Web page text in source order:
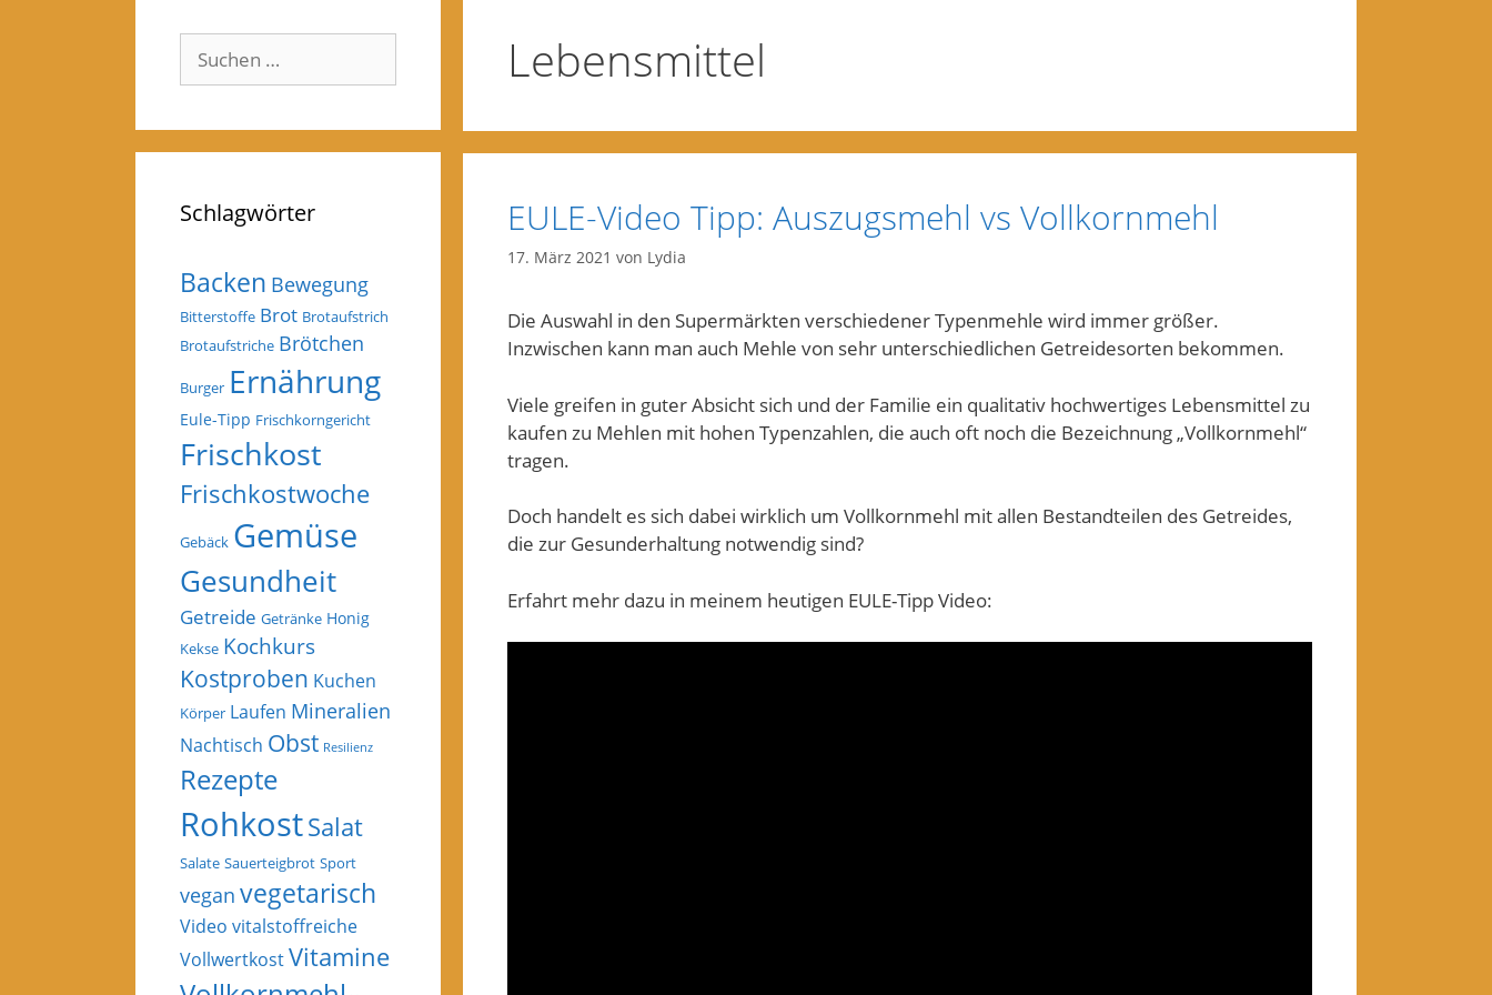
Lebensmittel
EULE-Video Tipp: Auszugsmehl vs Vollkornmehl
17. März 2021 von Lydia
Die Auswahl in den Supermärkten verschiedener Typenmehle wird immer größer.
Inzwischen kann man auch Mehle von sehr unterschiedlichen Getreidesorten bekommen.
Viele greifen in guter Absicht sich und der Familie ein qualitativ hochwertiges Lebensmittel zu
kaufen zu Mehlen mit hohen Typenzahlen, die auch oft noch die Bezeichnung „Vollkornmehl“
tragen.
Doch handelt es sich dabei wirklich um Vollkornmehl mit allen Bestandteilen des Getreides,
die zur Gesunderhaltung notwendig sind?
Erfahrt mehr dazu in meinem heutigen EULE-Tipp Video:
Suchen
nach:
Schlagwörter
Backen Bewegung
Bitterstoffe Brot Brotaufstrich
Brotaufstriche Brötchen
Burger Ernährung
Eule-Tipp Frischkorngericht
Frischkost
Frischkostwoche
Gebäck Gemüse
Gesundheit
Getreide Getränke Honig
Kekse Kochkurs
Kostproben Kuchen
Körper Laufen Mineralien
Nachtisch Obst Resilienz
Rezepte
RohkostSalat
Salate Sauerteigbrot Sport
vegan vegetarisch
Video vitalstoffreiche
VollwertkostVitamine